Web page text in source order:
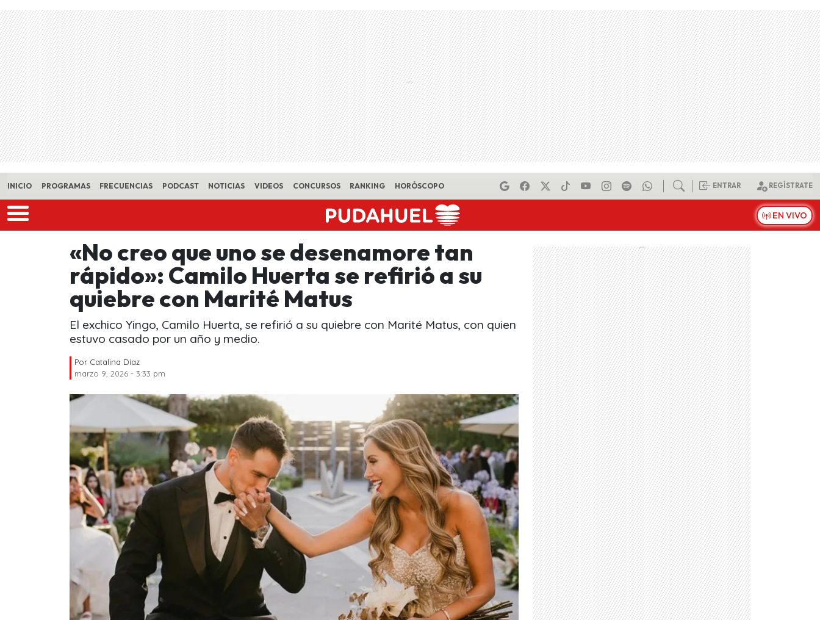
Skip to main content
INICIO PROGRAMAS FRECUENCIAS PODCAST NOTICIAS VIDEOS CONCURSOS RANKING HORÓSCOPO ENTRAR REGÍSTRATE
EN VIVO
«No creo que uno se desenamore tan
rápido»: Camilo Huerta se refirió a su
quiebre con Marité Matus
El exchico Yingo, Camilo Huerta, se refirió a su quiebre con Marité Matus, con quien
estuvo casado por un año y medio.
Por Catalina Díaz
marzo 9, 2026 - 3:33 pm